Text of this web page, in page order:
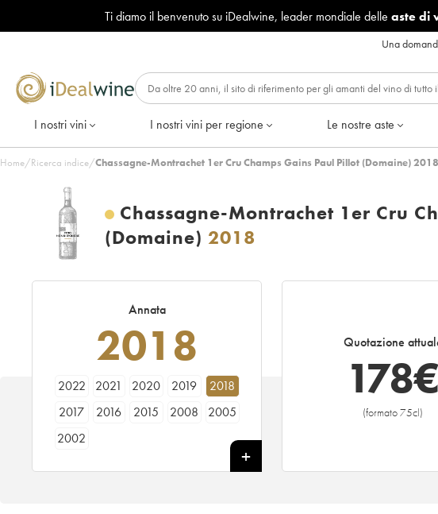
Ti diamo il benvenuto su iDealwine, leader mondiale delle aste di
Una
I nostri vini I nostri vini per regione Le nostre aste
Home/Ricerca indice/Chassagne-Montrachet 1er Cru Champs Gains Paul Pillot (Domaine)
Chassagne-Montrachet 1er Cru
(Domaine) 2018
Annata
2018
2022 2021 2020 2019
2018
2017
2016 2015 2008
2005
2002
Quotazione
178€
(formato 75cl)